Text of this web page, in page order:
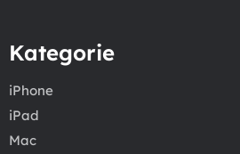
Kategorie
iPhone
iPad
Mac